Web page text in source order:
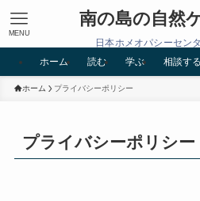
南の島の自然
日本ホメオパシーセン
MENU
ホーム 読む 学ぶ 相談す
ホーム プライバシーポリシー
プライバシーポリシー